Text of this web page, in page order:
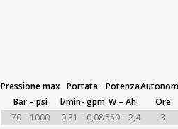
Pressione max
Bar – psi
Portata
l/min- gpm
Potenza
W – Ah
Ore
70 – 1000
0,31 – 0,08550 – 2,4 3